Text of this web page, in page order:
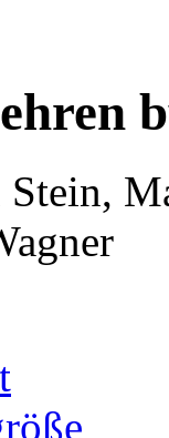
Stein,